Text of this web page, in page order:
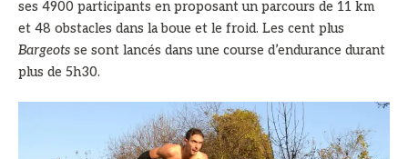
ses 4900 participants en proposant un parcours de 11 km
et 48 obstacles dans la boue et le froid. Les cent plus
Bargeots se sont lancés dans une course d’endurance durant
plus de 5h30.